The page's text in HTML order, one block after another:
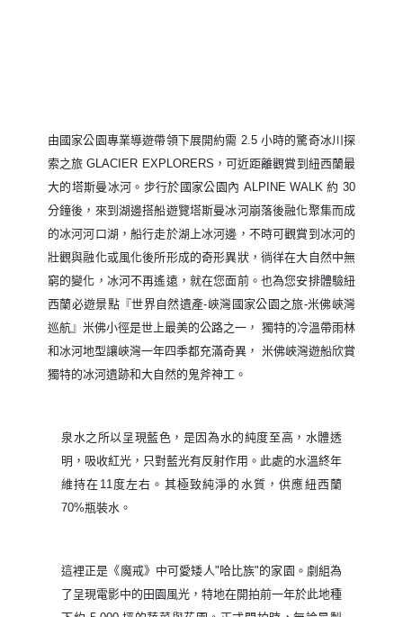
分鐘後，來到湖邊搭船遊覽塔斯曼冰河崩落後融化聚集而成
的冰河河口湖，船行走於湖上冰河邊，不時可觀賞到冰河的
壯觀與融化或風化後所形成的奇形異狀，徜徉在大自然中無
窮的變化，冰河不再遙遠，就在您面前。也為您安排體驗紐
和冰河地型讓峽灣一年四季都充滿奇異， 米佛峽灣遊船欣賞
獨特的冰河遺跡和大自然的鬼斧神工。